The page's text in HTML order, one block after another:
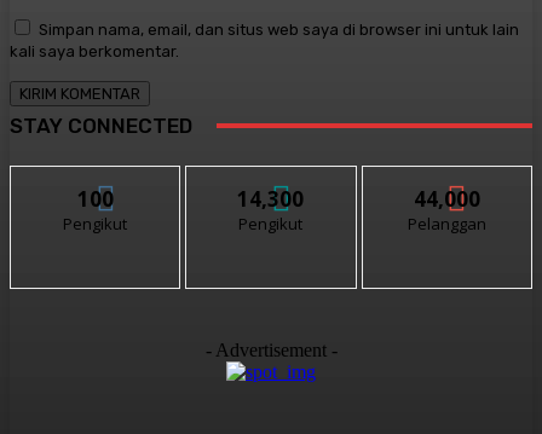
Simpan nama, email, dan situs web saya di browser ini untuk lain
kali saya berkomentar.
STAY CONNECTED
100
Pengikut
14,300
Pengikut
44,000
Pelanggan
- Advertisement -